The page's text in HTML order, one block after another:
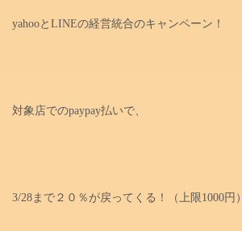
yahooとLINEの経営統合のキャンペーン！
対象店でのpaypay払いで、
3/28まで２０％が戻ってくる！（上限1000円）